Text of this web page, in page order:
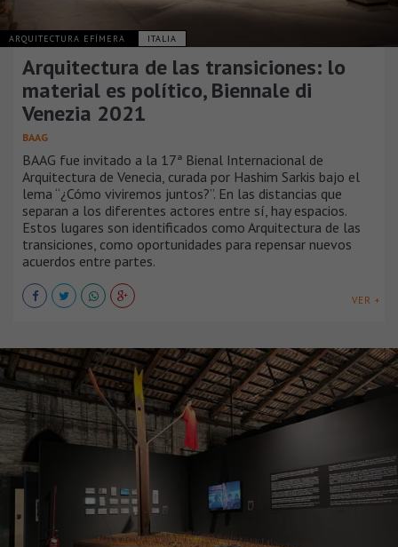
ARQUITECTURA EFÍMERA ITALIA
Arquitectura de las transiciones: lo
material es político, Biennale di
Venezia 2021
BAAG
BAAG fue invitado a la 17ª Bienal Internacional de
Arquitectura de Venecia, curada por Hashim Sarkis bajo el
lema “¿Cómo viviremos juntos?”. En las distancias que
separan a los diferentes actores entre sí, hay espacios.
Estos lugares son identificados como Arquitectura de las
transiciones, como oportunidades para repensar nuevos
acuerdos entre partes.
VER +